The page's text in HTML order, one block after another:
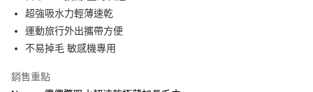
運送方式
全家取貨付款
超強吸水力輕薄速乾
運動旅行外出攜帶方便
不易掉毛 敏感機專用
銷售重點